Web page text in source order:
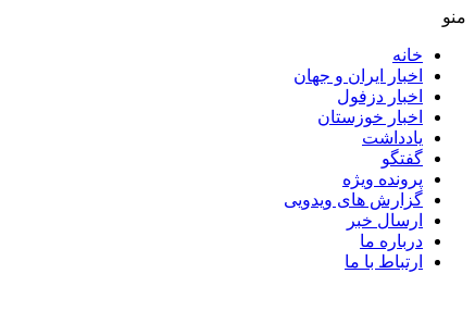
منو
خانه
اخبار ایران و جهان
اخبار دزفول
اخبار خوزستان
یادداشت
گفتگو
پرونده ویژه
گزارش های ویدویی
ارسال خبر
درباره ما
ارتباط با ما